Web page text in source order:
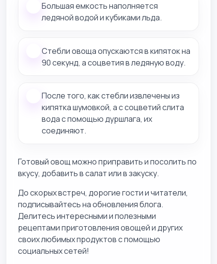
Большая емкость наполняется
ледяной водой и кубиками льда.
Стебли овоща опускаются в кипяток на
90 секунд, а соцветия в ледяную воду.
После того, как стебли извлечены из
кипятка шумовкой, а с соцветий слита
вода с помощью дуршлага, их
соединяют.
Готовый овощ можно приправить и посолить по
вкусу, добавить в салат или в закуску.
До скорых встреч, дорогие гости и читатели,
подписывайтесь на обновления блога.
Делитесь интересными и полезными
рецептами приготовления овощей и других
своих любимых продуктов с помощью
социальных сетей!